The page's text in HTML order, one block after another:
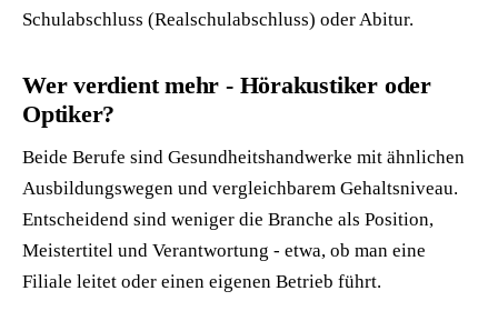
Schulabschluss (Realschulabschluss) oder Abitur.
Wer verdient mehr - Hörakustiker oder
Optiker?
Beide Berufe sind Gesundheitshandwerke mit ähnlichen
Ausbildungswegen und vergleichbarem Gehaltsniveau.
Entscheidend sind weniger die Branche als Position,
Meistertitel und Verantwortung - etwa, ob man eine
Filiale leitet oder einen eigenen Betrieb führt.